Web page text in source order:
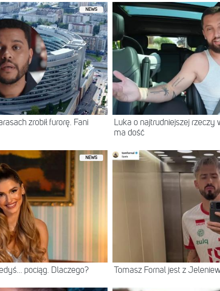
NEWS
zrobił furorę. Fani
Luka o najtrudniejszej rzeczy
ma dość
NEWS
pociąg. Dlaczego? Tomasz Fornal jest z